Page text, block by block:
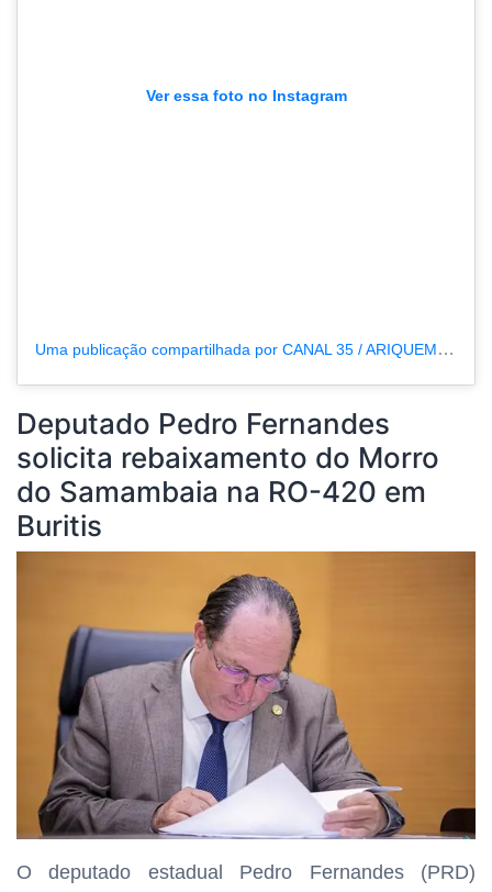
Ver essa foto no Instagram
Uma publicação compartilhada por CANAL 35 / ARIQUEMES190 (@tvpcanal35)
Deputado Pedro Fernandes
solicita rebaixamento do Morro
do Samambaia na RO-420 em
Buritis
O deputado estadual Pedro Fernandes (PRD)